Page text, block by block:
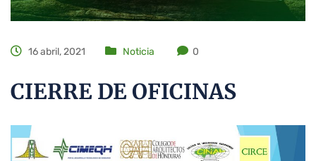
16 abril, 2021 Noticia 0
CIERRE DE OFICINAS